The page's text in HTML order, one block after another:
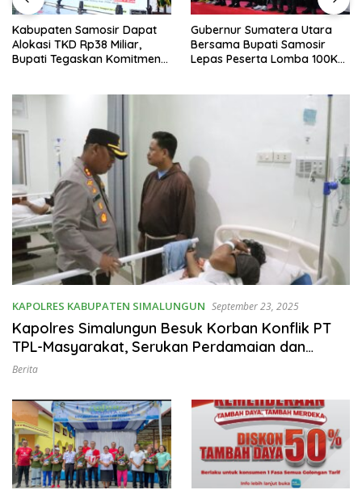
Kabupaten Samosir Dapat
Alokasi TKD Rp38 Miliar,
Bupati Tegaskan Komitmen
Gubernur Sumatera Utara
Bersama Bupati Samosir
Lepas Peserta Lomba 100K
KAPOLRES KABUPATEN SIMALUNGUN September 23, 2025
Kapolres Simalungun Besuk Korban Konflik PT
TPL-Masyarakat, Serukan Perdamaian dan
Ketenangan
Berita